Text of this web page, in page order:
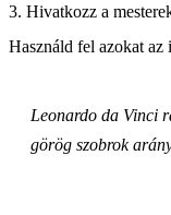
3. Hivatkozz a
Használd fel azokat az
Leonardo da Vinci
görög szobrok